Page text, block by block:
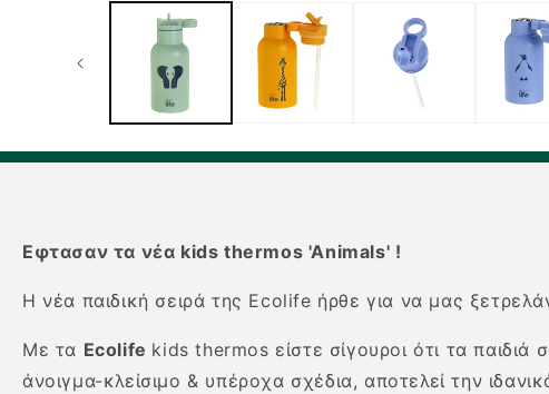
παράθυρο
Εφτασαν τα νέα kids thermos 'Animals' !
Η νέα παιδική σειρά της Ecolife ήρθε για να μας
Mε τα Ecolife kids thermos είστε σίγουροι ότι τα
άνοιγμα-κλείσιμο & υπέροχα σχέδια, αποτελεί την